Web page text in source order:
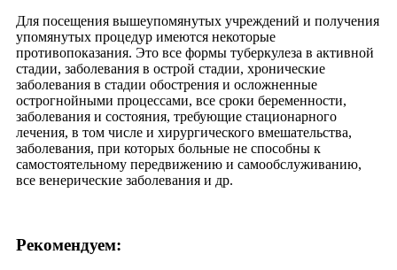
Для посещения вышеупомянутых учреждений и получения
упомянутых процедур имеются некоторые
противопоказания. Это все формы туберкулеза в активной
стадии, заболевания в острой стадии, хронические
заболевания в стадии обострения и осложненные
острогнойными процессами, все сроки беременности,
заболевания и состояния, требующие стационарного
лечения, в том числе и хирургического вмешательства,
заболевания, при которых больные не способны к
самостоятельному передвижению и самообслуживанию,
все венерические заболевания и др.
Рекомендуем: